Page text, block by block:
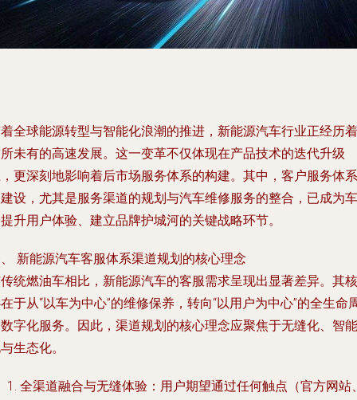
全球能源转型与智能化浪潮的推进，新能源汽车行业正经历着
未有的高速发展。这一变革不仅体现在产品技术的迭代升级
更深刻地影响着后市场服务体系的构建。其中，客户服务体系
设，尤其是服务渠道的规划与汽车维修服务的整合，已成为车
升用户体验、建立品牌护城河的关键战略环节。
新能源汽车客服体系渠道规划的核心理念
统燃油车相比，新能源汽车的客服需求呈现出显著差异。其核
于从“以车为中心”的维修保养，转向“以用户为中心”的全生命
字化服务。因此，渠道规划的核心理念应聚焦于无缝化、智能
生态化。
全渠道融合与无缝体验 ：用户期望通过任何触点（官方网站